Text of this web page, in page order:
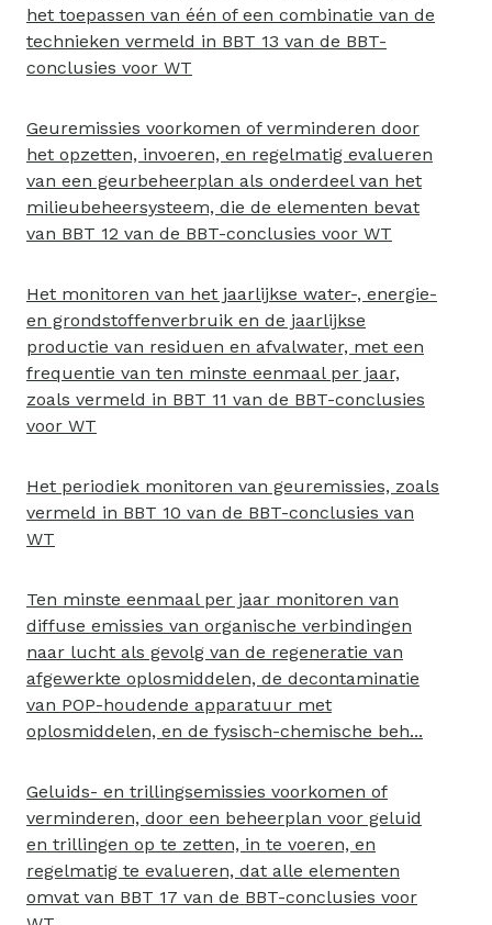
het toepassen van één of een combinatie van de
technieken vermeld in BBT 13 van de BBT-
conclusies voor WT
Geuremissies voorkomen of verminderen door
het opzetten, invoeren, en regelmatig evalueren
van een geurbeheerplan als onderdeel van het
milieubeheersysteem, die de elementen bevat
van BBT 12 van de BBT-conclusies voor WT
Het monitoren van het jaarlijkse water-, energie-
en grondstoffenverbruik en de jaarlijkse
productie van residuen en afvalwater, met een
frequentie van ten minste eenmaal per jaar,
zoals vermeld in BBT 11 van de BBT-conclusies
voor WT
Het periodiek monitoren van geuremissies, zoals
vermeld in BBT 10 van de BBT-conclusies van
WT
Ten minste eenmaal per jaar monitoren van
diffuse emissies van organische verbindingen
naar lucht als gevolg van de regeneratie van
afgewerkte oplosmiddelen, de decontaminatie
van POP-houdende apparatuur met
oplosmiddelen, en de fysisch-chemische beh...
Geluids- en trillingsemissies voorkomen of
verminderen, door een beheerplan voor geluid
en trillingen op te zetten, in te voeren, en
regelmatig te evalueren, dat alle elementen
omvat van BBT 17 van de BBT-conclusies voor